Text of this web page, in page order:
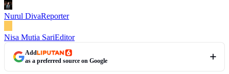
Nurul DivaReporter
Nisa Mutia SariEditor
Add
as a preferred source on Google